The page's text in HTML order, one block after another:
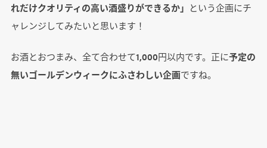
れだけクオリティの高い酒盛りができるか」 という企画にチ
ャレンジしてみたいと思います！
お酒とおつまみ、全て合わせて1,000円以内です。正に予定の
無いゴールデンウィークにふさわしい企画ですね。